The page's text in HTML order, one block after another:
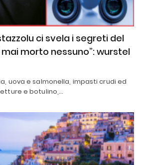
ci svela i segreti del
mai morto nessuno”: wurstel
uova e salmonella, impasti crudi ed
e botulino,…